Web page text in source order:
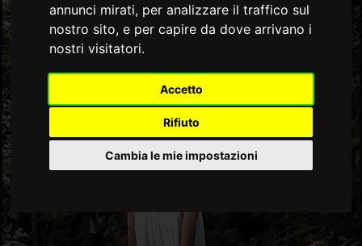
annunci mirati, per analizzare il traffico sul
nostro sito, e per capire da dove arrivano i
nostri visitatori.
Accetto
Rifiuto
Cambia le mie impostazioni